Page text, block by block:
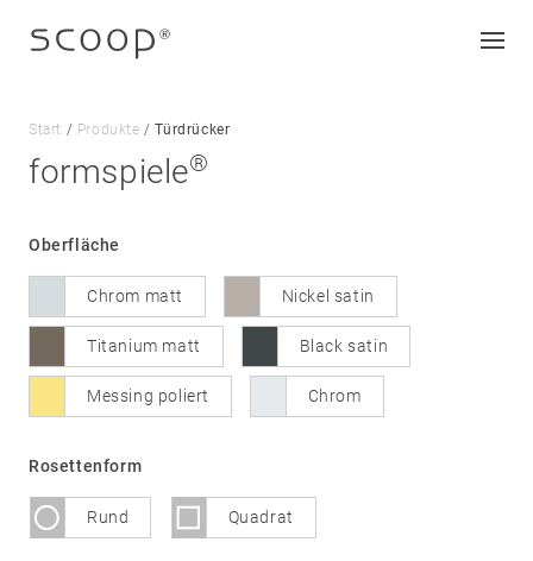
Jobs & Karriere
Kontakt
Downloads
Impressum
Datenschutz
AGB
Start / Produkte /Türdrücker
formspiele®
Oberfläche
Chrom matt Nickel satin
Titanium matt Black satin
Messing poliert Chrom
Rosettenform
Rund Quadrat